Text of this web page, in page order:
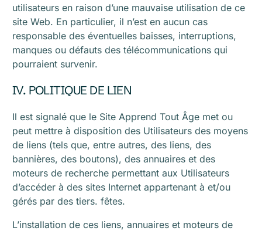
utilisateurs en raison d’une mauvaise utilisation de ce
site Web. En particulier, il n’est en aucun cas
responsable des éventuelles baisses, interruptions,
manques ou défauts des télécommunications qui
pourraient survenir.
IV. POLITIQUE DE LIEN
Il est signalé que le Site Apprend Tout Âge met ou
peut mettre à disposition des Utilisateurs des moyens
de liens (tels que, entre autres, des liens, des
bannières, des boutons), des annuaires et des
moteurs de recherche permettant aux Utilisateurs
d’accéder à des sites Internet appartenant à et/ou
gérés par des tiers. fêtes.
L’installation de ces liens, annuaires et moteurs de